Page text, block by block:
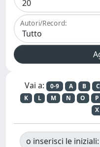
Autori/Record:
Vai a: 0-9 A B C
K
L M N O P
X
o inserisci le iniziali: